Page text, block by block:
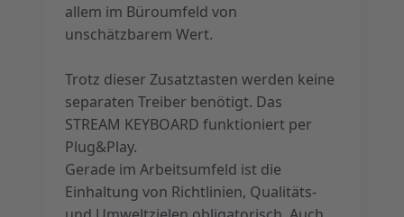
allem im Büroumfeld von
unschätzbarem Wert.
Trotz dieser Zusatztasten werden keine
separaten Treiber benötigt. Das
STREAM KEYBOARD funktioniert per
Plug&Play.
Gerade im Arbeitsumfeld ist die
Einhaltung von Richtlinien, Qualitäts-